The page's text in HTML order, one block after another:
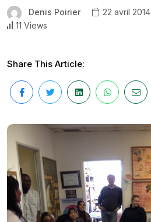
Denis Poirier 22 avril 2014
11 Views
Share This Article: